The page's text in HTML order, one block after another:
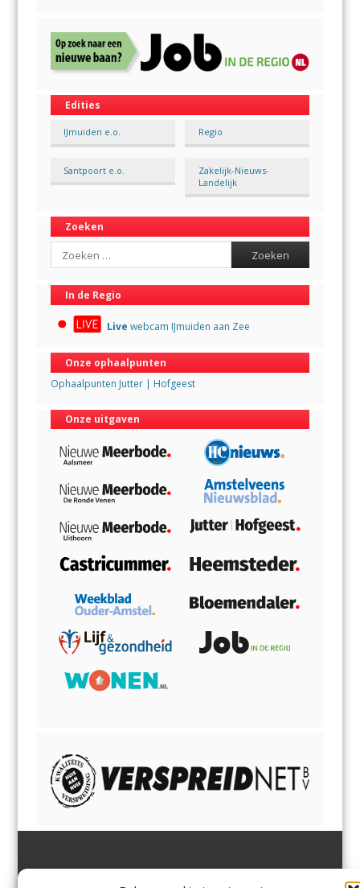
Edities
IJmuiden e.o. Regio
Santpoort e.o.
Zakelijk-Nieuws-
Landelijk
Zoeken
Search
In de Regio
Live webcam IJmuiden aan Zee
Onze ophaalpunten
Ophaalpunten Jutter | Hofgeest
Onze uitgaven